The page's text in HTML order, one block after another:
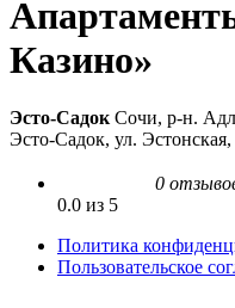
Казино»
Эсто-Садок Сочи, р-н.
Эсто-Садок, ул.
0
0.0 из 5
Политика
Пользовательское